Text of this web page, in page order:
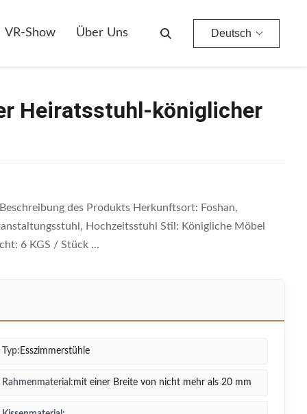
VR-Show Über Uns Deutsch
Heiratsstuhl-königlicher
des Produkts Herkunftsort: Foshan,
Hochzeitsstuhl Stil: Königliche Möbel
6 KGS / Stück ...
Typ: Esszimmerstühle
Rahmenmaterial:mit einer Breite von nicht mehr als 20 mm